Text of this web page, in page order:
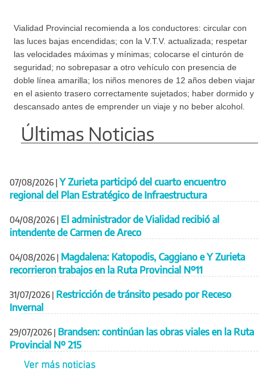
Vialidad Provincial recomienda a los conductores: circular con
las luces bajas encendidas; con la V.T.V. actualizada; respetar
las velocidades máximas y mínimas; colocarse el cinturón de
seguridad; no sobrepasar a otro vehículo con presencia de
doble línea amarilla; los niños menores de 12 años deben viajar
en el asiento trasero correctamente sujetados; haber dormido y
descansado antes de emprender un viaje y no beber alcohol.
Últimas Noticias
07/08/2026 | Y Zurieta participó del cuarto encuentro
regional del Plan Estratégico de Infraestructura
04/08/2026 | El administrador de Vialidad recibió al
intendente de Carmen de Areco
04/08/2026 | Magdalena: Katopodis, Caggiano e Y Zurieta
recorrieron trabajos en la Ruta Provincial Nº11
31/07/2026 | Restricción de tránsito pesado por Receso
Invernal
29/07/2026 | Brandsen: continúan las obras viales en la Ruta
Provincial Nº 215
Ver más noticias